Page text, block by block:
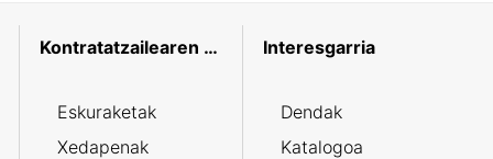
Kontratatzailearen profila
Eskuraketak
Xedapenak
Interesgarria
Dendak
Katalogoa